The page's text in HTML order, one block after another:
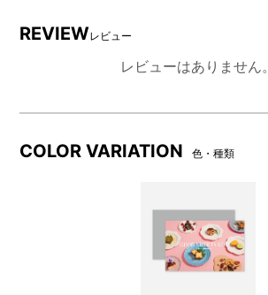
や、食にこだわりがある人にも楽しんでもら
REVIEWレビュー
レビューはありません。
COLOR VARIATION 色・種類